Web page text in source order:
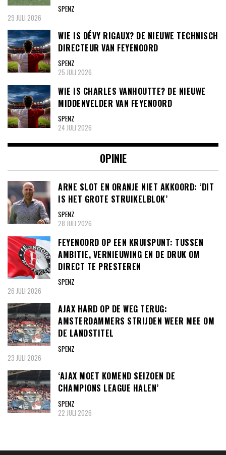
SPENZ
29 JULI 2026
WIE IS DÉVY RIGAUX? DE NIEUWE TECHNISCH
DIRECTEUR VAN FEYENOORD
SPENZ
25 JULI 2026
WIE IS CHARLES VANHOUTTE? DE NIEUWE
MIDDENVELDER VAN FEYENOORD
SPENZ
24 JULI 2026
OPINIE
ARNE SLOT EN ORANJE NIET AKKOORD: ‘DIT
IS HET GROTE STRUIKELBLOK’
SPENZ
28 JULI 2026
FEYENOORD OP EEN KRUISPUNT: TUSSEN
AMBITIE, VERNIEUWING EN DE DRUK OM
DIRECT TE PRESTEREN
SPENZ
26 JULI 2026
AJAX HARD OP DE WEG TERUG:
AMSTERDAMMERS STRIJDEN WEER MEE OM
DE LANDSTITEL
SPENZ
23 JULI 2026
‘AJAX MOET KOMEND SEIZOEN DE
CHAMPIONS LEAGUE HALEN’
SPENZ
22 JULI 2026